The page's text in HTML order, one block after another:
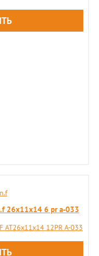
26x11х14 6 pr а-033
AT26x11х14 12PR А-033